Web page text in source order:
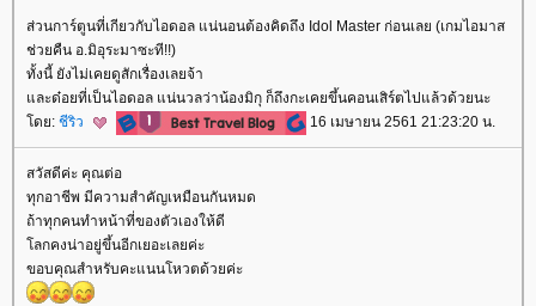
ส่วนการ์ตูนที่เกียวกับไอดอล แน่นอนต้องคิดถึง Idol Master ก่อนเลย (เกมไอมาส
ช่วยคืน อ.มิอุระมาซะที!!)
ทั้งนี้ ยังไม่เคยดูสักเรื่องเลยจ้า
ละด๋อยที่เป็นไอดอล แน่นวลว่าน้องมิกุ ก็ถึงกะเคยขึ้นคอนเสิร์ตไปแล้วด้วยนะ
ดย: ชีริว 16 เมษายน 2561 21:23:20 น.
สวัสดีค่ะ คุณต่อ
ทุกอาชีพ มีความสำคัญเหมือนกันหมด
ถ้าทุกคนทำหน้าที่ของตัวเองให้ดี
ลกคงน่าอยู่ขึ้นอีกเยอะเลยค่ะ
ขอบคุณสำหรับคะแนนโหวตด้วยค่ะ